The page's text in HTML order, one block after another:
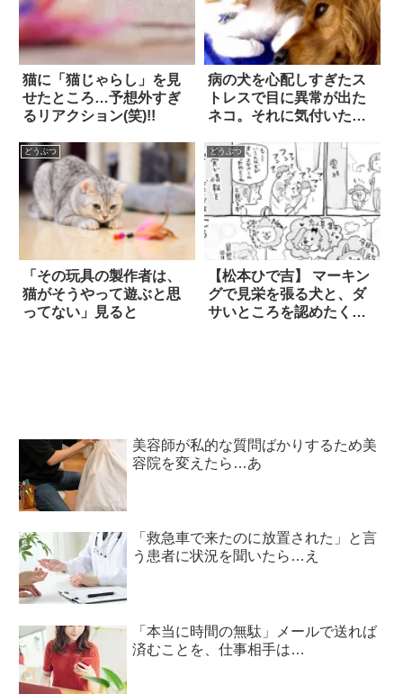
猫に「猫じゃらし」を見
せたところ…予想外すぎ
るリアクション(笑)!!
病の犬を心配しすぎたス
トレスで目に異常が出た
ネコ。それに気付いた犬
どうぶつ
「その玩具の製作者は、
猫がそうやって遊ぶと思
ってない」見ると
どうぶつ
【松本ひで吉】 マーキン
グで見栄を張る犬と、ダ
サいところを認めたくな
美容師が私的な質問ばかりするため美
容院を変えたら…あ
「救急車で来たのに放置された」と言
う患者に状況を聞いたら…え
「本当に時間の無駄」メールで送れば
済むことを、仕事相手は…